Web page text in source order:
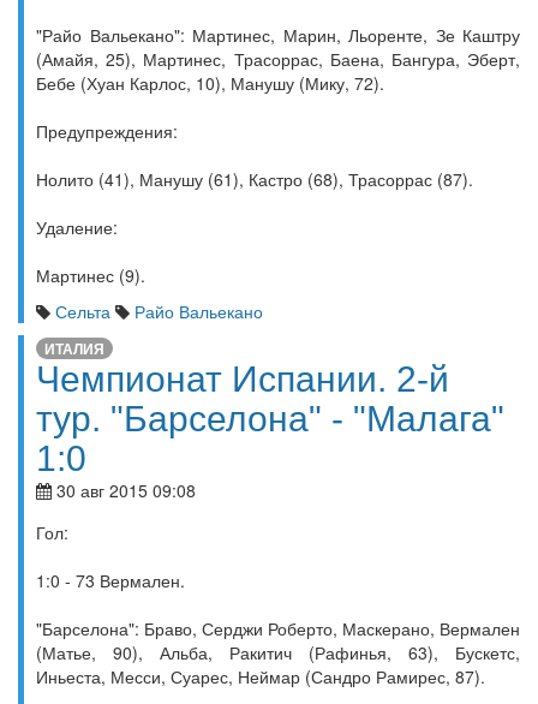
"Райо Вальекано": Мартинес, Марин, Льоренте, Зе Каштру
(Амайя, 25), Мартинес, Трасоррас, Баена, Бангура, Эберт,
Бебе (Хуан Карлос, 10), Манушу (Мику, 72).
Предупреждения:
Нолито (41), Манушу (61), Кастро (68), Трасоррас (87).
Удаление:
Мартинес (9).
Сельта
Райо Вальекано
ИТАЛИЯ
Чемпионат Испании. 2-й
тур. "Барселона" - "Малага"
1:0
30 авг 2015 09:08
Гол:
1:0 - 73 Вермален.
"Барселона": Браво, Серджи Роберто, Маскерано, Вермален
(Матье, 90), Альба, Ракитич (Рафинья, 63), Бускетс,
Иньеста, Месси, Суарес, Неймар (Сандро Рамирес, 87).